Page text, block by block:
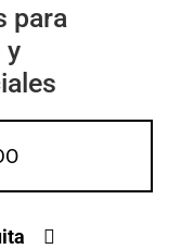
para
y